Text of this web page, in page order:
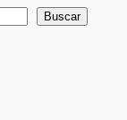
Buscar